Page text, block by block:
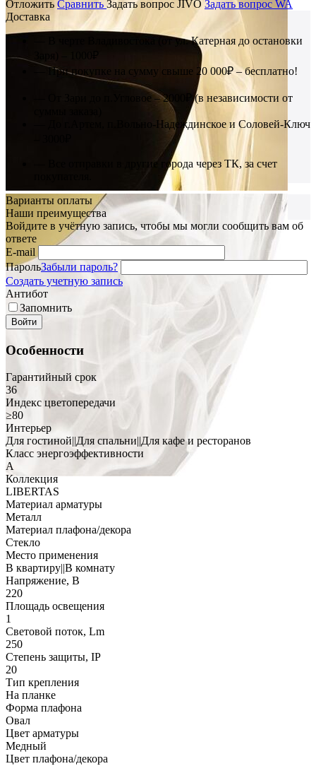
Отложить Сравнить Задать вопрос JIVO Задать вопрос WA
Доставка
— В черте Владивостока (от ул. Катерная до остановки
— При покупке на сумму свыше 20 000₽ – бесплатно!
— От Зари до п.Угловое – 2000₽ (в независимости от
— До г.Артем, п.Вольно-Надеждинское и Соловей-Ключ
— Все отправки в другие города через ТК, за счет
Варианты оплаты
Наши преимущества
Войдите в учётную запись, чтобы мы могли сообщить вам об
ответе
E-mail
ПарольЗабыли пароль?
Создать учетную запись
Антибот
Запомнить
Войти
Особенности
Гарантийный срок
36
Индекс цветопередачи
≥80
Интерьер
Для гостиной||Для спальни||Для кафе и ресторанов
Класс энергоэффективности
A
Коллекция
LIBERTAS
Материал арматуры
Металл
Материал плафона/декора
Стекло
Место применения
В квартиру||В комнату
Напряжение, В
220
Площадь освещения
1
Световой поток, Lm
250
Степень защиты, IP
20
Тип крепления
На планке
Форма плафона
Овал
Цвет арматуры
Медный
Цвет плафона/декора